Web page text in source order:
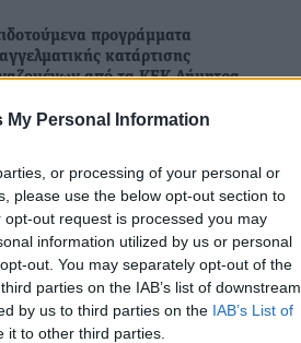
My Personal Information
or processing of your personal or
please use the below opt-out section to
out request is processed you may
information utilized by us or personal
out. You may separately opt-out of the
parties on the IAB’s list of downstream
by us to third parties on the IAB’s List of
it to other third parties.
προγράμματα
κατάρτισης
από τα ΚΕΚ Δήμητρα
ΚΕΚ Δήμητρα, με στόχο να
εργαζομένων, θα πραγματοποιήσει
προγράμματα
για ανέργους, εποχιακά
...
14:34